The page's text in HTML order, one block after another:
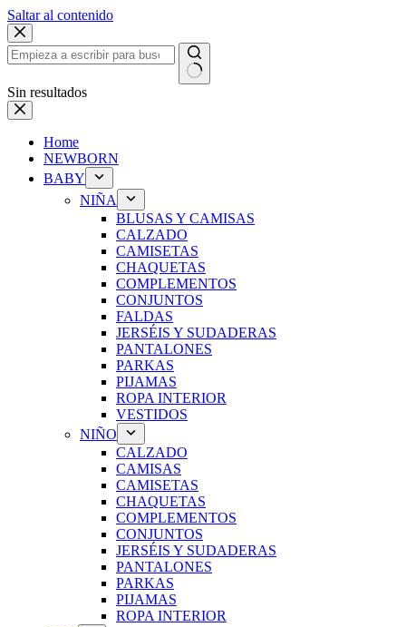
Saltar al contenido
Sin resultados
Home
NEWBORN
BABY
NIÑA
BLUSAS Y CAMISAS
CALZADO
CAMISETAS
CHAQUETAS
COMPLEMENTOS
CONJUNTOS
FALDAS
JERSÉIS Y SUDADERAS
PANTALONES
PARKAS
PIJAMAS
ROPA INTERIOR
VESTIDOS
NIÑO
CALZADO
CAMISAS
CAMISETAS
CHAQUETAS
COMPLEMENTOS
CONJUNTOS
JERSÉIS Y SUDADERAS
PANTALONES
PARKAS
PIJAMAS
ROPA INTERIOR